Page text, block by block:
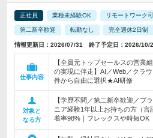
正社員 業種未経験OK リモートワーク可
第二新卒歓迎 転勤なし 完全週休2日制
情報更新日：2026/07/31 終了予定日：2026/10/
仕事内容
【全員元トップセールスの営業
の実現に伴走】AI／Web／クラ
件から自由に選択★AI研修
対象と
なる方
【学歴不問／第二新卒歓迎／ブ
ニア経験1年以上お持ちの方（
着率98%｜フレックスや時短OK